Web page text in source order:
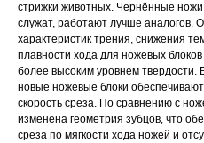
стрижки животных. Чернённые
служат, работают лучше аналогов.
характеристик трения, снижения
плавности хода для ножевых
более высоким уровнем твердости.
новые ножевые блоки
скорость среза. По сравнению с
изменена геометрия зубцов, что
среза по мягкости хода ножей и